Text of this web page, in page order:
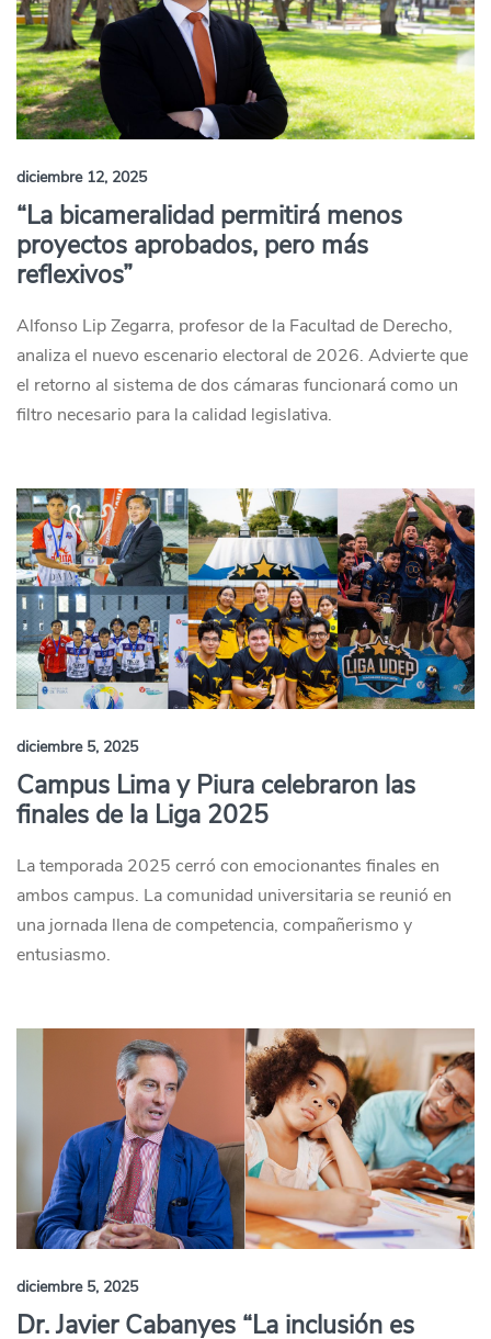
diciembre 12, 2025
“La bicameralidad permitirá menos
proyectos aprobados, pero más
reflexivos”
Alfonso Lip Zegarra, profesor de la Facultad de Derecho,
analiza el nuevo escenario electoral de 2026. Advierte que
el retorno al sistema de dos cámaras funcionará como un
filtro necesario para la calidad legislativa.
diciembre 5, 2025
Campus Lima y Piura celebraron las
finales de la Liga 2025
La temporada 2025 cerró con emocionantes finales en
ambos campus. La comunidad universitaria se reunió en
una jornada llena de competencia, compañerismo y
entusiasmo.
diciembre 5, 2025
Dr. Javier Cabanyes “La inclusión es